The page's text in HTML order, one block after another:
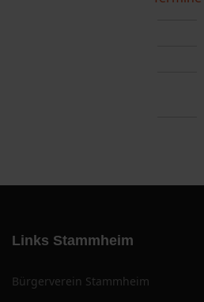
Links Stammheim
Bürgerverein Stammheim